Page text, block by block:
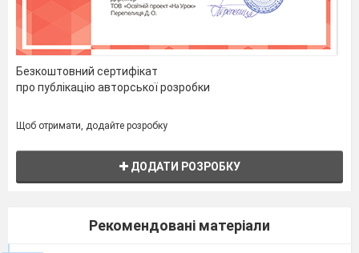
Безкоштовний сертифікат
про публікацію авторської розробки
Щоб отримати, додайте розробку
ДОДАТИ РОЗРОБКУ
Рекомендовані матеріали